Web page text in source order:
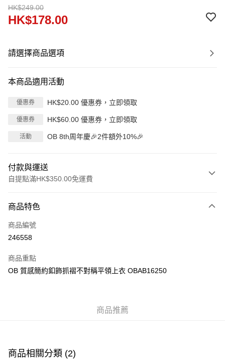
HK$249.00
HK$178.00
請選擇商品選項
本商品適用活動
優惠券 HK$20.00 優惠券，立即領取
優惠券 HK$60.00 優惠券，立即領取
活動 OB 8th周年慶🎉2件額外10%🎉
付款與運送
自提點滿HK$350.00免運費
信用卡
Apple Pay
PayMe
付款後順豐站及營業點
商品特色
商品編號
246558
商品重點
OB 質感簡約釦飾抓褶不對稱平領上衣 OBAB16250
商品推薦
商品相關分類 (2)